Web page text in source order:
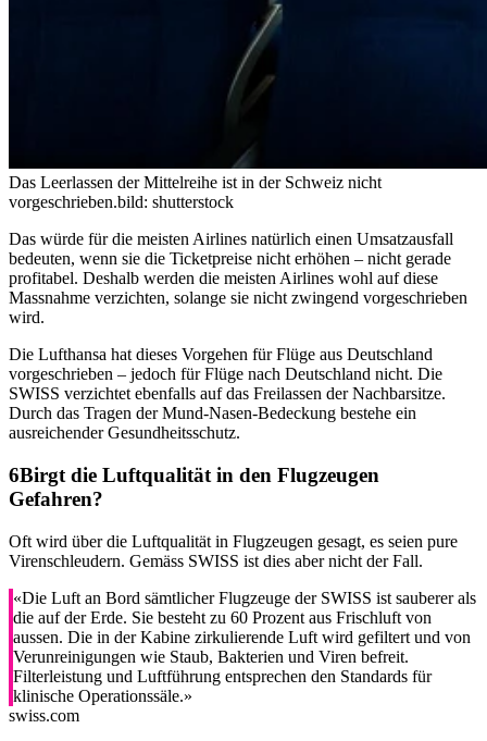
Das Leerlassen der Mittelreihe ist in der Schweiz nicht
vorgeschrieben.bild: shutterstock
Das würde für die meisten Airlines natürlich einen Umsatzausfall
bedeuten, wenn sie die Ticketpreise nicht erhöhen – nicht gerade
profitabel. Deshalb werden die meisten Airlines wohl auf diese
Massnahme verzichten, solange sie nicht zwingend vorgeschrieben
wird.
Die Lufthansa hat dieses Vorgehen für Flüge aus Deutschland
vorgeschrieben – jedoch für Flüge nach Deutschland nicht. Die
SWISS verzichtet ebenfalls auf das Freilassen der Nachbarsitze.
Durch das Tragen der Mund-Nasen-Bedeckung bestehe ein
ausreichender Gesundheitsschutz.
Birgt die Luftqualität in den Flugzeugen
Gefahren?
Oft wird über die Luftqualität in Flugzeugen gesagt, es seien pure
Virenschleudern. Gemäss SWISS ist dies aber nicht der Fall.
«Die Luft an Bord sämtlicher Flugzeuge der SWISS ist sauberer als
die auf der Erde. Sie besteht zu 60 Prozent aus Frischluft von
aussen. Die in der Kabine zirkulierende Luft wird gefiltert und von
Verunreinigungen wie Staub, Bakterien und Viren befreit.
Filterleistung und Luftführung entsprechen den Standards für
klinische Operationssäle.»
swiss.com